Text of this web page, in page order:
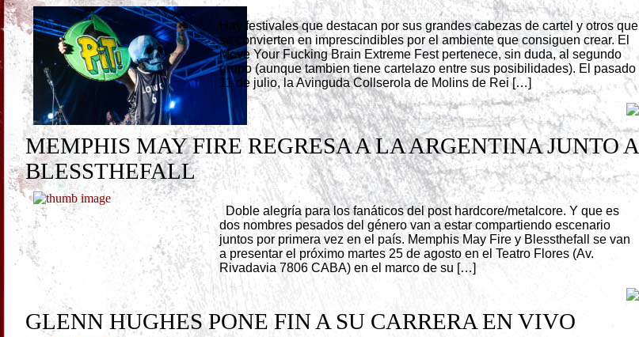
Hay festivales que destacan por sus grandes cabezas de cartel y otros que
se convierten en imprescindibles por el ambiente que consiguen crear. El
Move Your Fucking Brain Extreme Fest pertenece, sin duda, al segundo
grupo (aunque tambien tiene cartelazo entre sus posibilidades). El pasado
11 de julio, la Avinguda Collserola de Molins de Rei […]
MEMPHIS MAY FIRE REGRESA A LA ARGENTINA JUNTO A
BLESSTHEFALL
Doble alegría para los fanáticos del post hardcore/metalcore. Y que es
dos nombres pesados del género van a estar compartiendo escenario
juntos por primera vez en el país. Memphis May Fire y Blessthefall se van
a presentar el próximo martes 25 de agosto en el Teatro Flores (Av.
Rivadavia 7806 CABA) en el marco de su […]
GLENN HUGHES PONE FIN A SU CARRERA EN VIVO